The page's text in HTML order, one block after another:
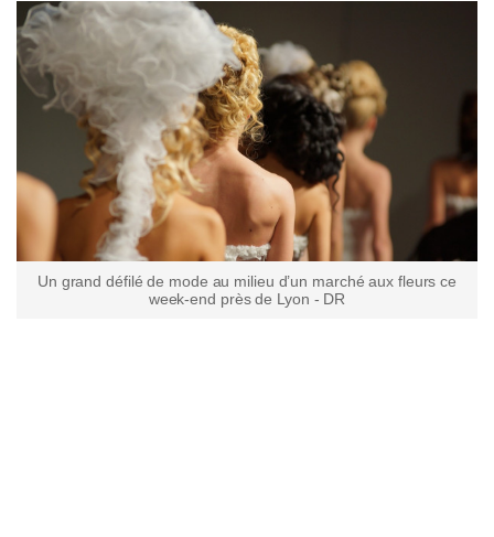
Un grand défilé de mode au milieu d’un marché aux fleurs ce
week-end près de Lyon - DR